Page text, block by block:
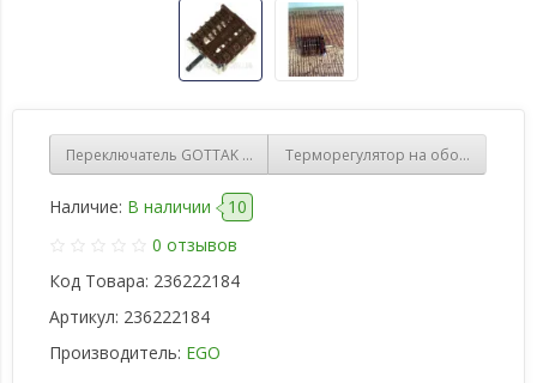
Переключатель GOTTAK 890700K электроплит и духовых шкафов
Терморегулятор на обогреватель
Наличие: В наличии
10
0 отзывов
Код Товара: 236222184
Артикул: 236222184
Производитель: EGO